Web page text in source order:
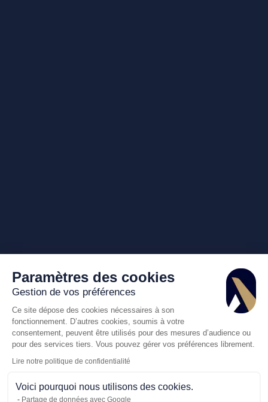
Paramètres des cookies
Gestion de vos préférences
Ce site dépose des cookies nécessaires à son
fonctionnement. D’autres cookies, soumis à votre
consentement, peuvent être utilisés pour des mesures d’audience ou
pour des services tiers. Vous pouvez gérer vos préférences librement.
Lire notre politique de confidentialité
Voici pourquoi nous utilisons des cookies.
Partage de données avec Google